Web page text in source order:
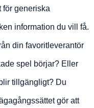
för generiska
information du vill få.
din favoritleverantör
spel börjar? Eller
tillgängligt? Du
gör att